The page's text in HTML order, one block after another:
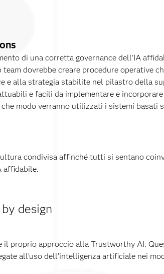
di una corretta governance dell’IA
team dovrebbe creare procedure operative
e alla strategia stabilite nel pilastro della
e facili da implementare e
modo verranno utilizzati i sistemi basati
condivisa affinché tutti si sentano
affidabile.
design
il proprio approccio alla Trustworthy AI.
all’uso dell’intelligenza artificiale nei